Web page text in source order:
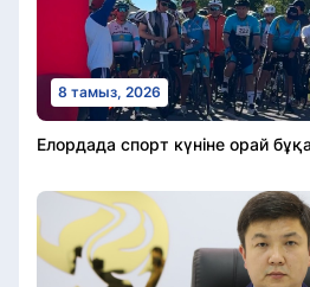
8 тамыз, 2026
Елордада спорт күніне орай